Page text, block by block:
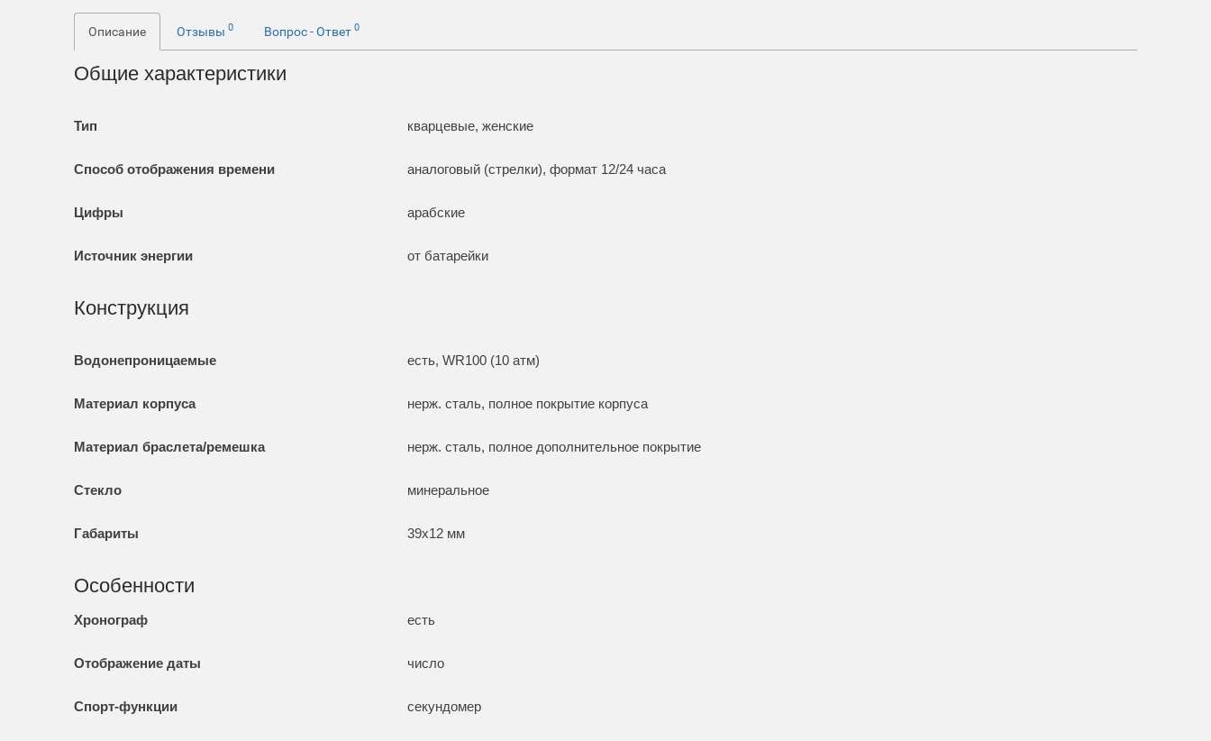
Описание Отзывы0 Вопрос - Ответ0
Общие характеристики
Тип кварцевые, женские
Способ отображения времени аналоговый (стрелки), формат 12/24 часа
Цифры арабские
Источник энергии от батарейки
Конструкция
Водонепроницаемые есть, WR100 (10 атм)
Материал корпуса нерж. сталь, полное покрытие корпуса
Материал браслета/ремешка нерж. сталь, полное дополнительное покрытие
Стекло минеральное
Габариты 39x12 мм
Особенности
Хронограф есть
Отображение даты число
Спорт-функции секундомер